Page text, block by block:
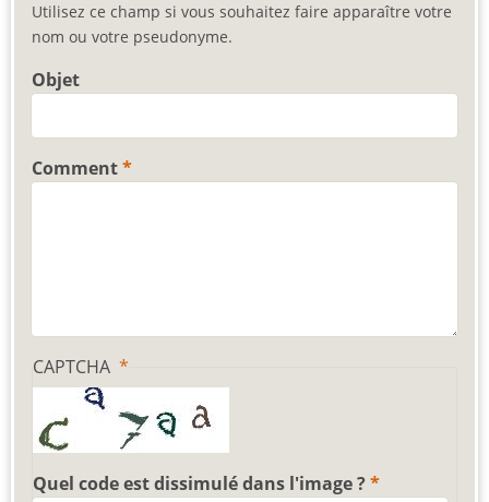
Utilisez ce champ si vous souhaitez faire apparaître votre
nom ou votre pseudonyme.
Objet
Comment
CAPTCHA
Quel code est dissimulé dans l'image ?